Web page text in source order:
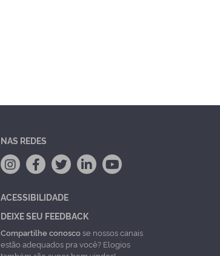
NAS REDES
ACESSIBILIDADE
DEIXE SEU FEEDBACK
Compartilhe conoscose nossos canais
estão adequados pra você? Elogios